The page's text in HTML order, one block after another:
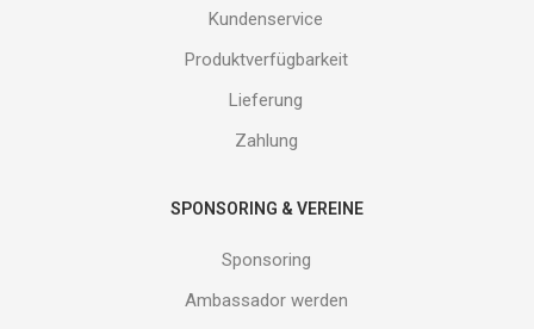
Kundenservice
Produktverfügbarkeit
Lieferung
Zahlung
SPONSORING & VEREINE
Sponsoring
Ambassador werden